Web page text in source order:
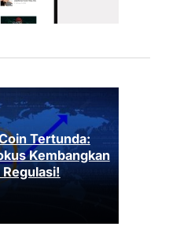
Tertunda:
Kembangkan
Regulasi!